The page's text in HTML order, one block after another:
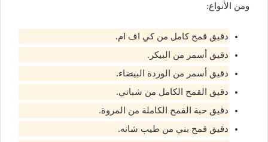
ومن الأنواع:
دقيق قمح كامل من كي اف ام.
دقيق أسمر من البيكر.
دقيق أسمر من الوردة البيضاء.
دقيق القمح الكامل من شباتي.
دقيق حبة القمح الكاملة من المروة.
دقيق قمح بني من طيب شانه.